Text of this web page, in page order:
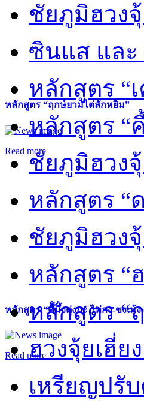
หลักสูตร “ฤกษ์ยามไต่ลักหยิ่ม”
Read more
หลักสูตร “คี้มึ้งตุ่งกะ ไท่กง-ขงเม้
Read more
ชัยภูมิฮวง
ซินแส และ
หลักสูตร “
หลักสูตร “
ชัยภูมิฮวง
หลักสูตร “
ชัยภูมิฮวง
หลักสูตร “
หลักสูตร “
ฮวงจุ้ยเฮี่ย
เหรียญปรั